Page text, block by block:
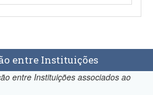
entre Instituições
entre Instituições associados ao